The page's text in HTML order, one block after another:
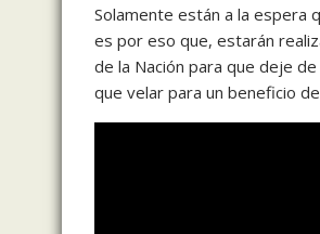
Solamente están a la espera
es por eso que, estarán
de la Nación para que deje
que velar para un beneficio